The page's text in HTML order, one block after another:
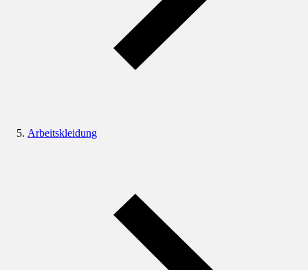
Arbeitskleidung